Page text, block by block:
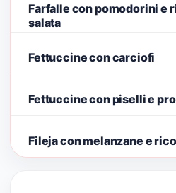
Farfalle con pomodorini e
salata
Fettuccine con carciofi
Fettuccine con piselli e
Fileja con melanzane e